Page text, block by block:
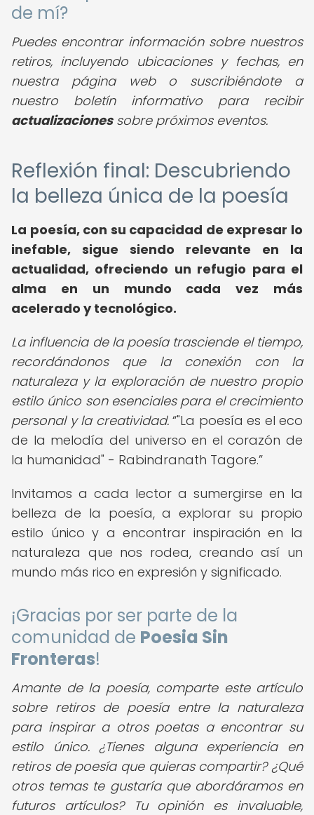
de mí?
Puedes encontrar información sobre nuestros
retiros, incluyendo ubicaciones y fechas, en
nuestra página web o suscribiéndote a
nuestro boletín informativo para recibir
actualizacionessobre próximos eventos.
Reflexión final: Descubriendo
la belleza única de la poesía
La poesía, con su capacidad de expresar lo
inefable, sigue siendo relevante en la
actualidad, ofreciendo un refugio para el
alma en un mundo cada vez más
acelerado y tecnológico.
La influencia de la poesía trasciende el tiempo,
recordándonos que la conexión con la
naturaleza y la exploración de nuestro propio
estilo único son esenciales para el crecimiento
personal y la creatividad. "La poesía es el eco
de la melodía del universo en el corazón de
la humanidad" - Rabindranath Tagore.
Invitamos a cada lector a sumergirse en la
belleza de la poesía, a explorar su propio
estilo único y a encontrar inspiración en la
naturaleza que nos rodea, creando así un
mundo más rico en expresión y significado.
¡Gracias por ser parte de la
comunidad de Poesia Sin
Fronteras!
Amante de la poesía, comparte este artículo
sobre retiros de poesía entre la naturaleza
para inspirar a otros poetas a encontrar su
estilo único. ¿Tienes alguna experiencia en
retiros de poesía que quieras compartir? ¿Qué
otros temas te gustaría que abordáramos en
futuros artículos? Tu opinión es invaluable,